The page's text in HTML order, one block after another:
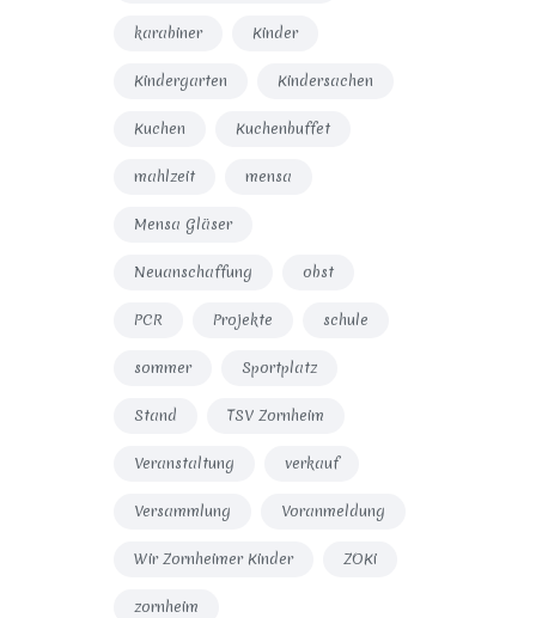
karabiner Kinder
Kindergarten Kindersachen
Kuchen Kuchenbuffet
mahlzeit mensa
Mensa Gläser
Neuanschaffung obst
PCR Projekte schule
sommer Sportplatz
Stand TSV Zornheim
Veranstaltung verkauf
Versammlung Voranmeldung
Wir Zornheimer Kinder ZOKi
zornheim